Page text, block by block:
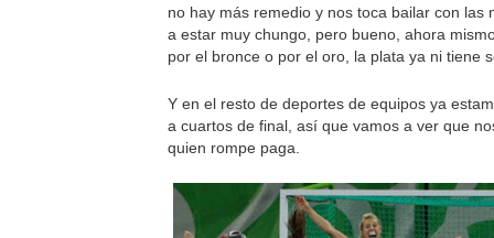
no hay más remedio y nos toca bailar con las
a estar muy chungo, pero bueno, ahora
por el bronce o por el oro, la plata ya ni tiene
Y en el resto de deportes de equipos ya
a cuartos de final, así que vamos a ver que
quien rompe paga.